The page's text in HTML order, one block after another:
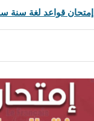
إمتحان قواعد لغة سنة